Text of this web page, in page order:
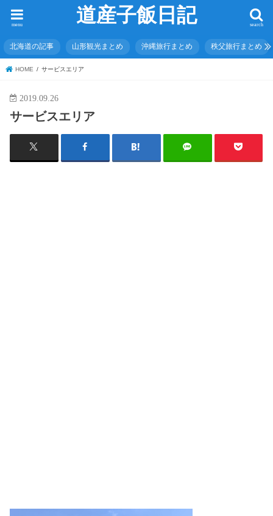
道産子飯日記 search
menu
北海道の記事 山形観光まとめ 沖縄旅行まとめ 秩父旅行まとめ
HOME サービスエリア
2019.09.26
サービスエリア